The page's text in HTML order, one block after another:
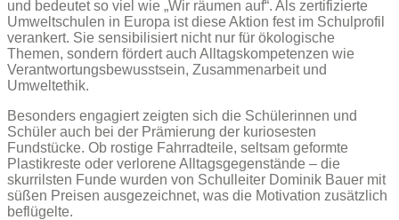
und bedeutet so viel wie „Wir räumen auf“. Als zertifizierte
Umweltschulen in Europa ist diese Aktion fest im Schulprofil
verankert. Sie sensibilisiert nicht nur für ökologische
Themen, sondern fördert auch Alltagskompetenzen wie
Verantwortungsbewusstsein, Zusammenarbeit und
Umweltethik.
Besonders engagiert zeigten sich die Schülerinnen und
Schüler auch bei der Prämierung der kuriosesten
Fundstücke. Ob rostige Fahrradteile, seltsam geformte
Plastikreste oder verlorene Alltagsgegenstände – die
skurrilsten Funde wurden von Schulleiter Dominik Bauer mit
süßen Preisen ausgezeichnet, was die Motivation zusätzlich
beflügelte.